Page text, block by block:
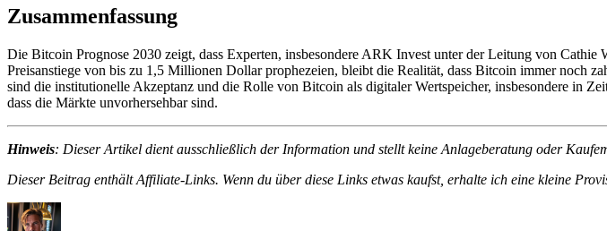
Zusammenfassung
Die Bitcoin Prognose 2030 zeigt, dass Experten, insbesondere ARK Invest unter der Leitung von
Preisanstiege von bis zu 1,5 Millionen Dollar prophezeien, bleibt die Realität, dass Bitcoin immer noch
sind die institutionelle Akzeptanz und die Rolle von Bitcoin als digitaler Wertspeicher, insbesondere in
dass die Märkte unvorhersehbar sind.
Hinweis: Dieser Artikel dient ausschließlich der Information und stellt keine Anlageberatung oder
Dieser Beitrag enthält Affiliate-Links. Wenn du über diese Links etwas kaufst, erhalte ich eine kleine